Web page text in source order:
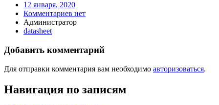
12 января, 2020
Комментариев нет
Администратор
datasheet
Добавить комментарий
Для отправки комментария вам необходимо авторизоваться.
Навигация по записям